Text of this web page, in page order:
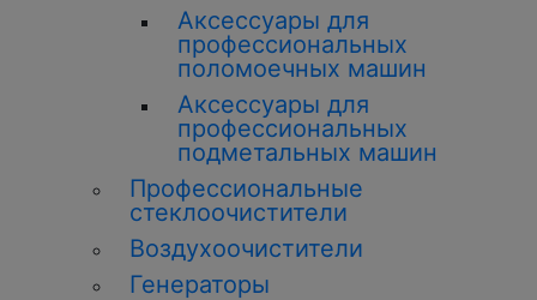
Аксессуары для
профессиональных
поломоечных машин
Аксессуары для
профессиональных
подметальных машин
Профессиональные
стеклоочистители
Воздухоочистители
Генераторы